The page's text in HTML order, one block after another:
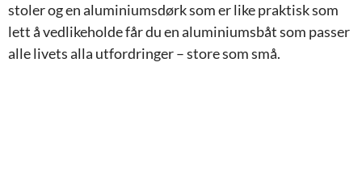
stoler og en aluminiumsdørk som er like praktisk som
lett å vedlikeholde får du en aluminiumsbåt som passer
alle livets alla utfordringer – store som små.